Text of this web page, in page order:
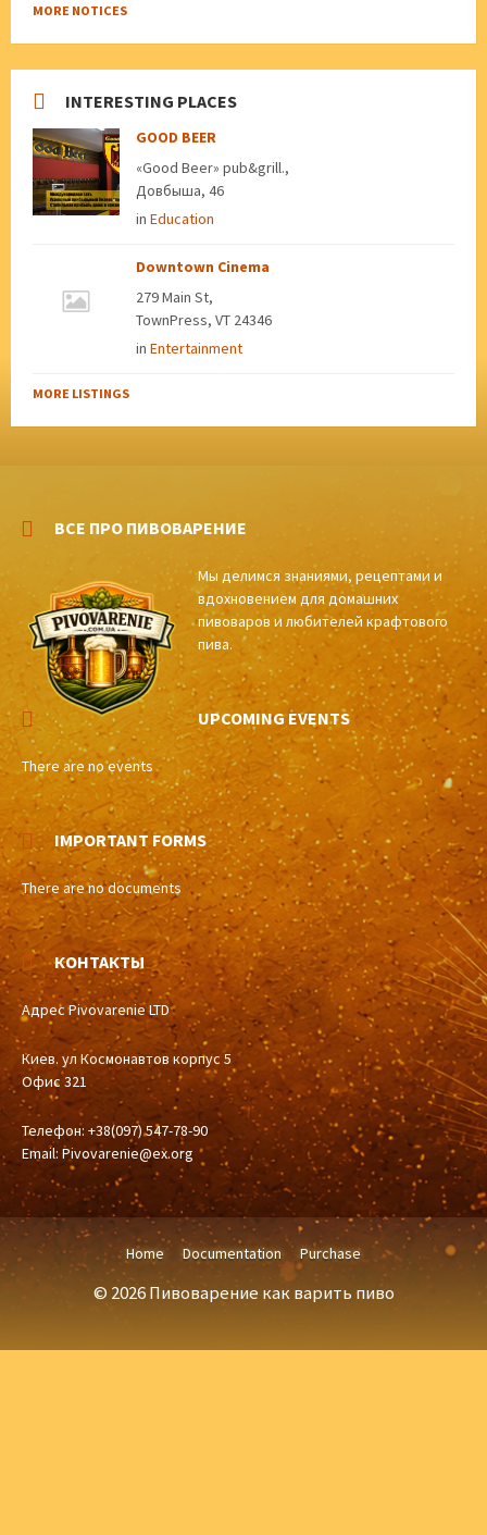
MORE NOTICES
INTERESTING PLACES
GOOD BEER
«Good Beer» pub&grill.,
Довбыша, 46
in Education
Downtown Cinema
279 Main St,
TownPress, VT 24346
in Entertainment
MORE LISTINGS
ВСЕ ПРО ПИВОВАРЕНИЕ
Мы делимся знаниями, рецептами и
вдохновением для домашних
пивоваров и любителей крафтового
пива.
UPCOMING EVENTS
There are no events
IMPORTANT FORMS
There are no documents
КОНТАКТЫ
Адрес Pivovarenie LTD
Киев. ул Космонавтов корпус 5
Офис 321
Телефон: +38(097) 547-78-90
Email: Pivovarenie@ex.org
Home Documentation Purchase
© 2026 Пивоварение как варить пиво